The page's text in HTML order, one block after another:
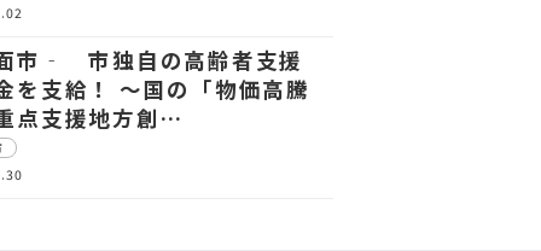
市‐ 市独自の高齢者支援
を支給！ ～国の「物価高騰
点支援地方創…